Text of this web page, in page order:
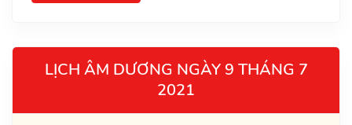
LỊCH ÂM DƯƠNG NGÀY 9 THÁNG 7
2021